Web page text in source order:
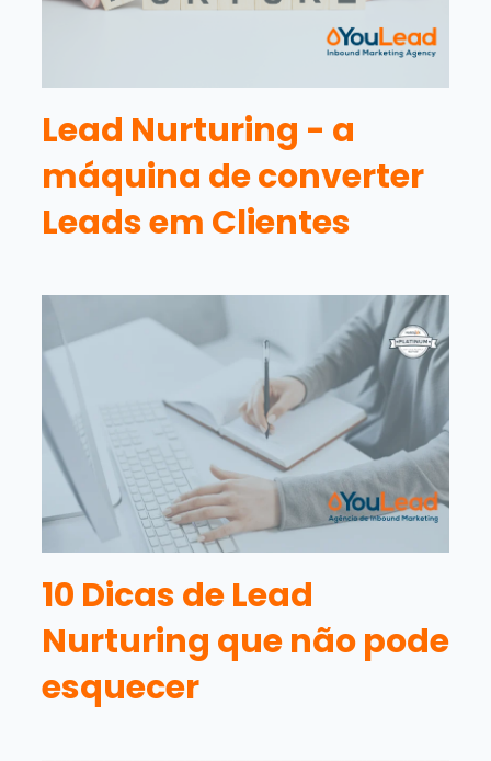
Lead Nurturing - a
máquina de converter
Leads em Clientes
10 Dicas de Lead
Nurturing que não pode
esquecer